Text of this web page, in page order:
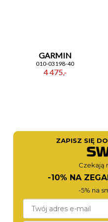
GARMIN
010-03198-40
4 475,-
DZ4692
1 290,-
ZAPISZ SIĘ
Czekają
-10% NA
-5% na